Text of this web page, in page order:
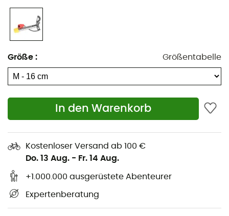
Größe : Größentabelle
In den Warenkorb
Kostenloser Versand ab 100 €
Do. 13 Aug. - Fr. 14 Aug.
+1.000.000 ausgerüstete Abenteurer
Expertenberatung